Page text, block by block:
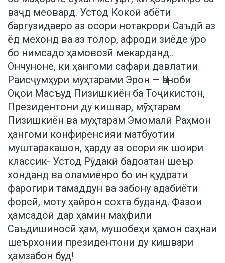
ваҷд меовард. Устод Кокоӣ абёти
баргузидаеро аз осори нотакрори Саъдӣ аз
ёд мехонд ва аз толор, афроди зиёде ӯро
бо нимсадо ҳамовозӣ мекарданд..
Ончуноне, ки ҳангоми сафари давлатии
Раисҷумҳури муҳтарами Эрон — Ҷаноби
Оқои Масъуд Пизишкиён ба Тоҷикистон,
Президентони ду кишвар, мӯҳтарам
Пизишкиён ва муҳтарам Эмомалӣ Раҳмон
ҳангоми конфиренсияи матбуотии
муштаракашон, ҳарду аз осори як шоири
классик- Устод Рӯдакӣ бадоатан шеър
хонданд ва оламиёнро бо ин қудрати
фарогири тамаддун ва забону адабиёти
форсӣ, моту ҳайрон сохта буданд. Фазои
ҳамсадоӣ дар ҳамин маҳфили
Саъдишиносӣ ҳам, мушобеҳи ҳамон саҳнаи
шеърхонии президентони ду кишвари
ҳамзабон буд!